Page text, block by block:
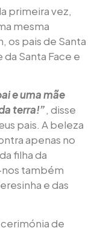
primeira vez,
mesma
os pais de Santa
da Santa Face e
e uma mãe
terra!”, disse
pais. A beleza
apenas no
filha da
nos também
e das
cerimónia de